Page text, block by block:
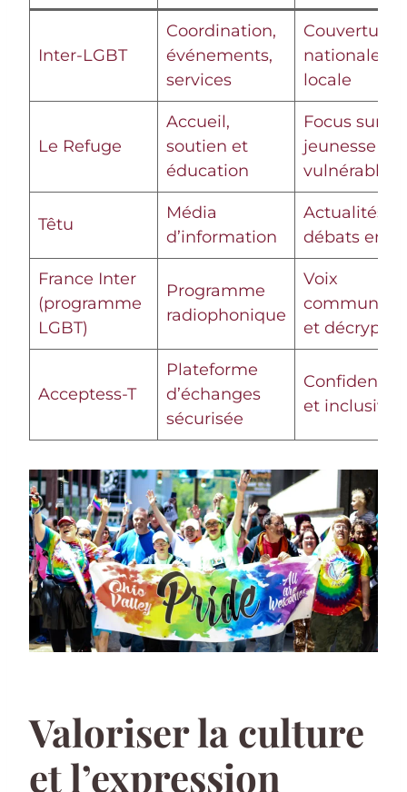
Inter-LGBT
Coordination,
événements,
services
Couverture
nationale et
locale
Le Refuge
Accueil,
soutien et
éducation
Focus sur la
jeunesse
vulnérable
Têtu
Média
d’information
Actualités et
débats
France Inter
(programme
LGBT)
Programme
radiophonique
Voix
et
Acceptess-T
Plateforme
d’échanges
sécurisée
et inclusivité
Valoriser la culture
et l’expression